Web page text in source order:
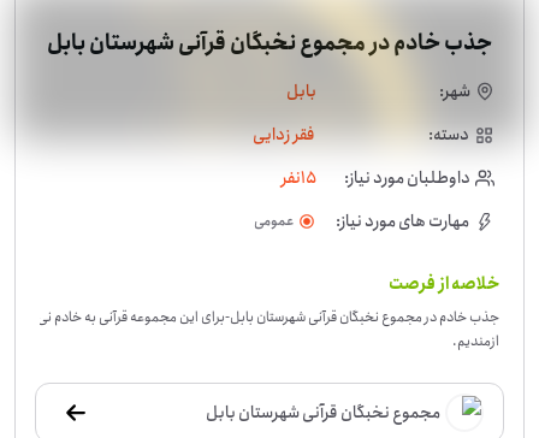
جذب خادم در مجموع نخبگان قرآنی شهرستان بابل
شهر:
بابل
دسته:
فقر زدایی
داوطلبان مورد نیاز:
15نفر
مهارت های مورد نیاز:
عمومی
خلاصه از فرصت
جذب خادم در مجموع نخبگان قرآنی شهرستان بابل-برای این مجموعه قرآنی به خادم نی
ازمندیم.
مجموع نخبگان قرآنی شهرستان بابل